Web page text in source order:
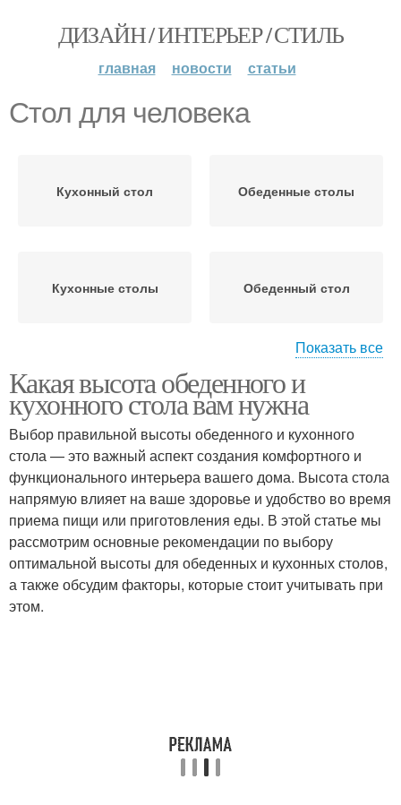
ДИЗАЙН / ИНТЕРЬЕР / СТИЛЬ
главная новости статьи
Стол для человека
Кухонный стол Обеденные столы
Кухонные столы Обеденный стол
Посадка за столом Опции для столов
Показать все
Какая высота обеденного и
кухонного стола вам нужна
Выбор правильной высоты обеденного и кухонного
стола — это важный аспект создания комфортного и
функционального интерьера вашего дома. Высота стола
напрямую влияет на ваше здоровье и удобство во время
приема пищи или приготовления еды. В этой статье мы
рассмотрим основные рекомендации по выбору
оптимальной высоты для обеденных и кухонных столов,
а также обсудим факторы, которые стоит учитывать при
этом.